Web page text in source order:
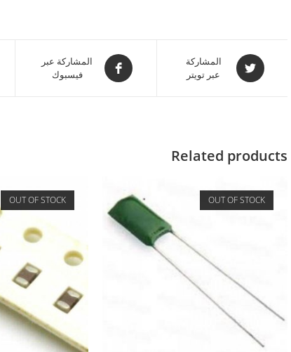
المشاركة
عبر تويتر
المشاركة عبر
فيسبوك
Related products
OUT OF STOCK
OUT OF STOCK